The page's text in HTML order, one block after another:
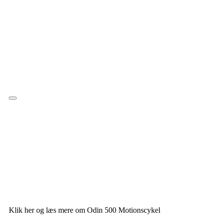
Hamburger Toggle Menu
Klik her og læs mere om Odin 500 Motionscykel